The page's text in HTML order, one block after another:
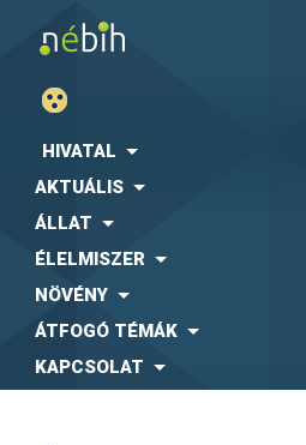
HIVATAL
AKTUÁLIS
ÁLLAT
ÉLELMISZER
NÖVÉNY
ÁTFOGÓ TÉMÁK
KAPCSOLAT